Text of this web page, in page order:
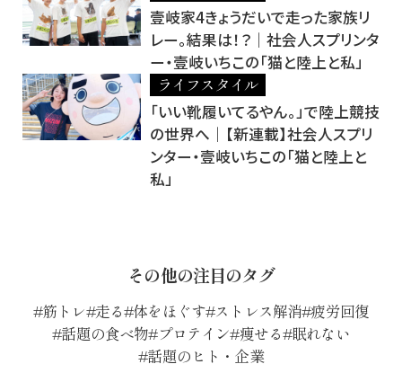
壹岐家4きょうだいで走った家族リ
レー。結果は！？｜社会人スプリンタ
ー・壹岐いちこの「猫と陸上と私」
ライフスタイル
「いい靴履いてるやん。」で陸上競技
の世界へ｜【新連載】社会人スプリ
ンター・壹岐いちこの「猫と陸上と
私」
その他の注目のタグ
筋トレ 走る 体をほぐす ストレス解消 疲労回復
話題の食べ物 プロテイン 痩せる 眠れない
話題のヒト・企業